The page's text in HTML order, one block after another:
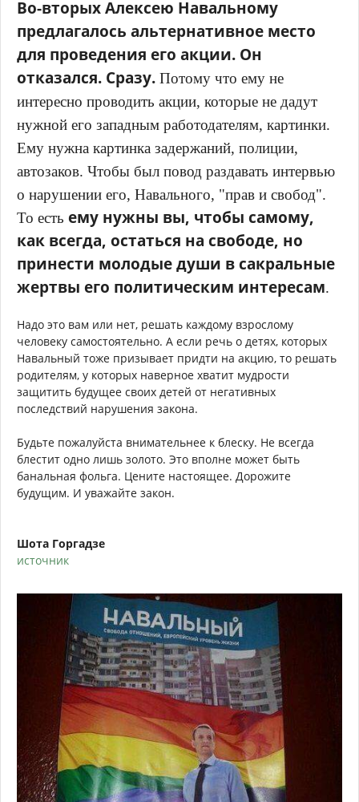
Во-вторых Алексею Навальному
предлагалось альтернативное место
для проведения его акции. Он
отказался. Сразу. Потому что ему не
интересно проводить акции, которые не дадут
нужной его западным работодателям, картинки.
Ему нужна картинка задержаний, полиции,
автозаков. Чтобы был повод раздавать интервью
о нарушении его, Навального, "прав и свобод".
То есть ему нужны вы, чтобы самому,
как всегда, остаться на свободе, но
принести молодые души в сакральные
жертвы его политическим интересам.
Надо это вам или нет, решать каждому взрослому
человеку самостоятельно. А если речь о детях, которых
Навальный тоже призывает придти на акцию, то решать
родителям, у которых наверное хватит мудрости
защитить будущее своих детей от негативных
последствий нарушения закона.
Будьте пожалуйста внимательнее к блеску. Не всегда
блестит одно лишь золото. Это вполне может быть
банальная фольга. Цените настоящее. Дорожите
будущим. И уважайте закон.
Шота Горгадзе
источник